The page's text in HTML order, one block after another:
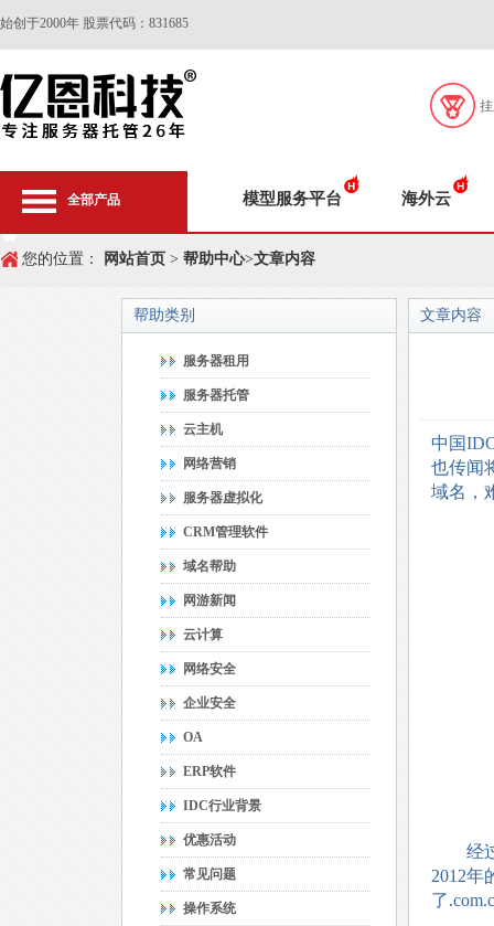
始创于2000年 股票代码：831685
全部产品 模型服务平台 海外云
您的位置： 网站首页 > 帮助中心>文章内容
帮助类别
服务器租用
服务器托管
云主机
网络营销
服务器虚拟化
CRM管理软件
域名帮助
网游新闻
云计算
网络安全
企业安全
OA
ERP软件
IDC行业背景
优惠活动
常见问题
操作系统
文章内容
中国
也传闻
域名，
经过
2012年
了